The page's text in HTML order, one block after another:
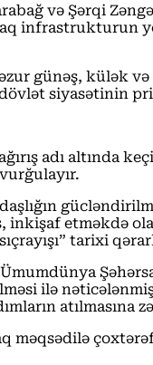
və Şərqi
günəş, külək
siyasətinin
adı
etməkdə
tarixi
ilə
atılmasına
məqsədilə